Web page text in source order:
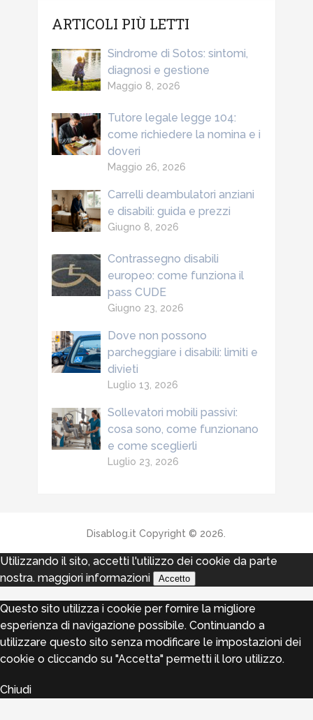
ARTICOLI PIÙ LETTI
Sindrome di Sotos: sintomi,
diagnosi e gestione
Maggio 8, 2026
Tutore legale legge 104:
come richiedere la nomina e i
doveri
Maggio 26, 2026
Carrelli deambulatori anziani
e disabili: guida e prezzi
Giugno 8, 2026
Contrassegno disabili
europeo: come funziona il
pass CUDE
Giugno 23, 2026
Dove non possono
parcheggiare i disabili: limiti e
divieti
Luglio 13, 2026
Sollevatori mobili passivi:
cosa sono, come funzionano
e come sceglierli
Luglio 23, 2026
Disablog.it Copyright © 2026.
Utilizzando il sito, accetti l'utilizzo dei cookie da parte
nostra. maggiori informazioni Accetto
Questo sito utilizza i cookie per fornire la migliore
esperienza di navigazione possibile. Continuando a
utilizzare questo sito senza modificare le impostazioni dei
cookie o cliccando su "Accetta" permetti il loro utilizzo.
Chiudi